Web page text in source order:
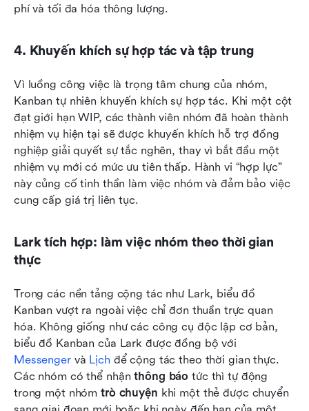
phí và tối đa hóa thông lượng.
4. Khuyến khích sự hợp tác và tập trung
Vì luồng công việc là trọng tâm chung của nhóm,
Kanban tự nhiên khuyến khích sự hợp tác. Khi một cột
đạt giới hạn WIP, các thành viên nhóm đã hoàn thành
nhiệm vụ hiện tại sẽ được khuyến khích hỗ trợ đồng
nghiệp giải quyết sự tắc nghẽn, thay vì bắt đầu một
nhiệm vụ mới có mức ưu tiên thấp. Hành vi “hợp lực”
này củng cố tinh thần làm việc nhóm và đảm bảo việc
cung cấp giá trị liên tục.
Lark tích hợp: làm việc nhóm theo thời gian
thực
Trong các nền tảng cộng tác như Lark, biểu đồ
Kanban vượt ra ngoài việc chỉ đơn thuần trực quan
hóa. Không giống như các công cụ độc lập cơ bản,
Messenger và Lịch để cộng tác theo thời gian thực.
Các nhóm có thể nhận thông báo tức thì tự động
trong một nhóm trò chuyện khi một thẻ được chuyển